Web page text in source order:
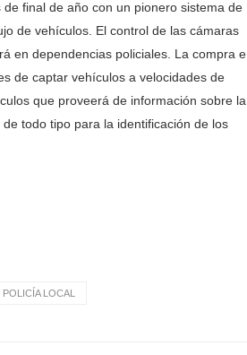
final de año con un pionero sistema de
de vehículos. El control de las cámaras
en dependencias policiales. La compra e
de captar vehículos a velocidades de
que proveerá de información sobre la
todo tipo para la identificación de los
POLICÍA LOCAL